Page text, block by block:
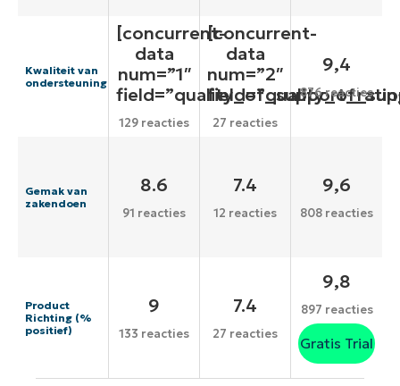
Kwaliteit van
ondersteuning
[concurrent-
data
num=”1″
129 reacties
[concurrent-
data
num=”2″
27 reacties
9,4
876 reacties
Gemak van
zakendoen
8.6
91 reacties
7.4
12 reacties
9,6
808 reacties
Product
Richting (%
positief)
9
133 reacties
7.4
27 reacties
9,8
897 reacties
Gratis Trial